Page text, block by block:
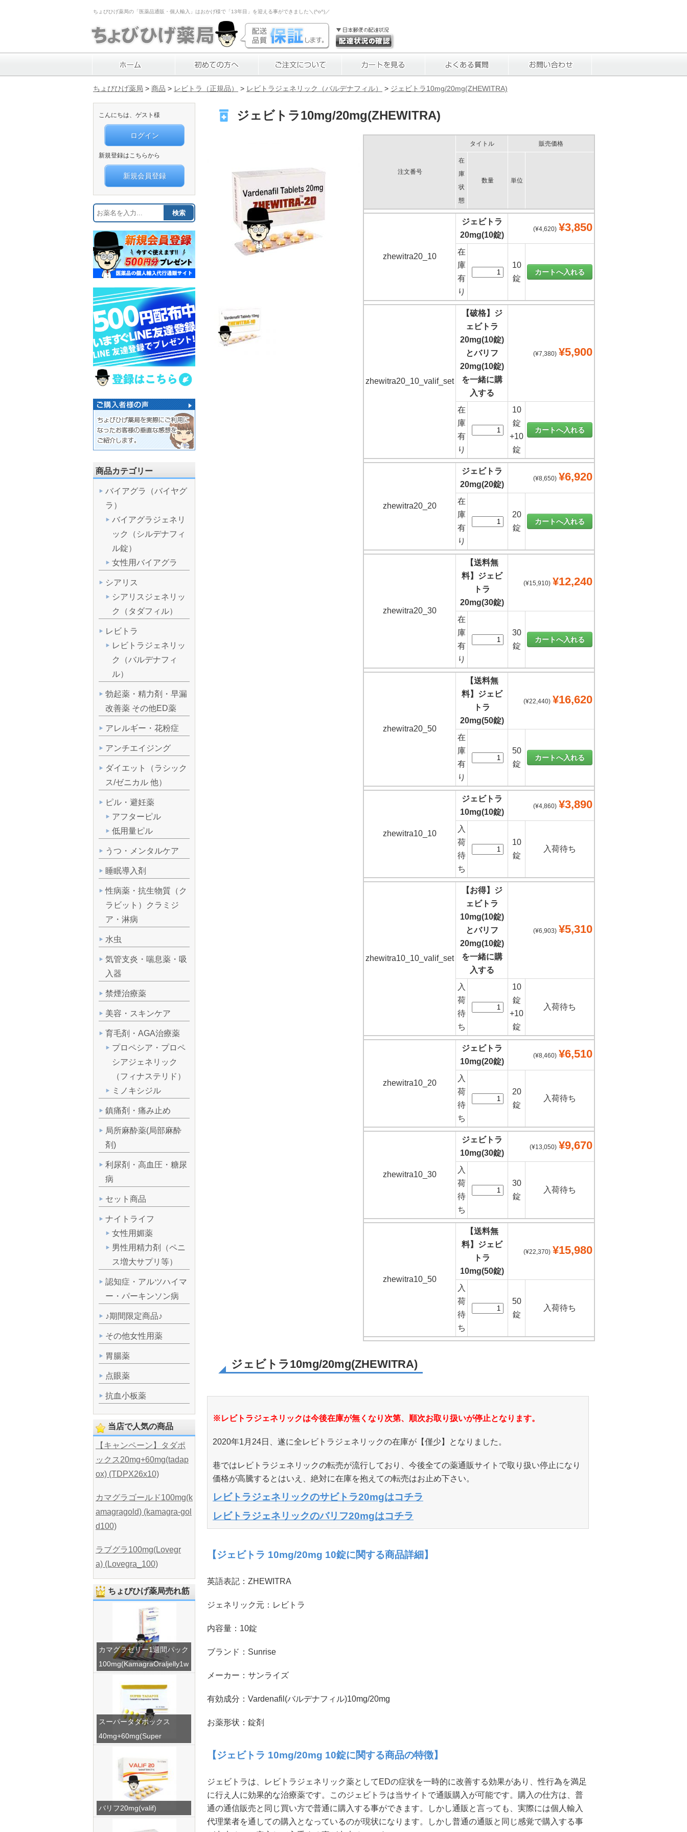
ちょびひげ薬局の「医薬品通販・個人輸入」はおかげ様で「13年目」を迎える事ができました＼(^o^)／
ちょびひげ薬局 > 商品 > レビトラ（正規品） > レビトラジェネリック（バルデナフィル） > ジェビトラ10mg/20mg(ZHEWITRA)
ジェビトラ10mg/20mg(ZHEWITRA)
注文番号
タイトル 販売価格
在
庫
状
態
数量 単位
zhewitra20_10
ジェビトラ
20mg(10錠)
(¥4,620) ¥3,850
在
庫
有
り
10
錠
zhewitra20_10_valif_set
【破格】ジ
ェビトラ
20mg(10錠)
とバリフ
20mg(10錠)
を一緒に購
入する
(¥7,380) ¥5,900
在
庫
有
り
10
錠
+10
錠
zhewitra20_20
ジェビトラ
20mg(20錠)
(¥8,650) ¥6,920
在
庫
有
り
20
錠
zhewitra20_30
【送料無
料】ジェビ
トラ
20mg(30錠)
(¥15,910) ¥12,240
在
庫
有
り
30
錠
zhewitra20_50
【送料無
料】ジェビ
トラ
20mg(50錠)
(¥22,440) ¥16,620
在
庫
有
り
50
錠
zhewitra10_10
ジェビトラ
10mg(10錠)
(¥4,860) ¥3,890
入
荷
待
ち
10
錠
入荷待ち
zhewitra10_10_valif_set
【お得】ジ
ェビトラ
10mg(10錠)
とバリフ
20mg(10錠)
を一緒に購
入する
(¥6,903) ¥5,310
入
荷
待
ち
10
錠
+10
錠
入荷待ち
zhewitra10_20
ジェビトラ
10mg(20錠)
(¥8,460) ¥6,510
入
荷
待
ち
20
錠
入荷待ち
zhewitra10_30
ジェビトラ
10mg(30錠)
(¥13,050) ¥9,670
入
荷
待
ち
30
錠
入荷待ち
zhewitra10_50
【送料無
料】ジェビ
トラ
10mg(50錠)
(¥22,370) ¥15,980
入
荷
待
ち
50
錠
入荷待ち
ジェビトラ10mg/20mg(ZHEWITRA)
※レビトラジェネリックは今後在庫が無くなり次第、順次お取り扱いが停止となります。
2020年1月24日、遂に全レビトラジェネリックの在庫が【僅少】となりました。
巷ではレビトラジェネリックの転売が流行しており、今後全ての薬通販サイトで取り扱い停止になり
価格が高騰するとはいえ、絶対に在庫を抱えての転売はお止め下さい。
レビトラジェネリックのサビトラ20mgはコチラ
レビトラジェネリックのバリフ20mgはコチラ
【ジェビトラ 10mg/20mg 10錠に関する商品詳細】
英語表記：ZHEWITRA
ジェネリック元：レビトラ
内容量：10錠
ブランド：Sunrise
メーカー：サンライズ
有効成分：Vardenafil(バルデナフィル)10mg/20mg
お薬形状：錠剤
【ジェビトラ 10mg/20mg 10錠に関する商品の特徴】
ジェビトラは、レビトラジェネリック薬としてEDの症状を一時的に改善する効果があり、性行為を満足
に行え人に効果的な治療薬です。このジェビトラは当サイトで通販購入が可能です。購入の仕方は、普
通の通信販売と同じ買い方で普通に購入する事ができます。しかし通販と言っても、実際には個人輸入
代理業者を通しての購入となっているのが現状になります。しかし普通の通販と同じ感覚で購入する事
こんにちは、ゲスト様
ログイン
新規登録はこちらから
新規会員登録
検索
商品カテゴリー
バイアグラ（バイヤグ
ラ）
バイアグラジェネリ
ック（シルデナフィ
ル錠）
女性用バイアグラ
シアリス
シアリスジェネリッ
ク（タダフィル）
レビトラ
レビトラジェネリッ
ク（バルデナフィ
ル）
勃起薬・精力剤・早漏
改善薬 その他ED薬
アレルギー・花粉症
アンチエイジング
ダイエット（ラシック
ス/ゼニカル 他）
ピル・避妊薬
アフターピル
低用量ピル
うつ・メンタルケア
睡眠導入剤
性病薬・抗生物質（ク
ラビット）クラミジ
ア・淋病
水虫
気管支炎・喘息薬・吸
入器
禁煙治療薬
美容・スキンケア
育毛剤・AGA治療薬
プロペシア・プロペ
シアジェネリック
（フィナステリド）
ミノキシジル
鎮痛剤・痛み止め
局所麻酔薬(局部麻酔
剤)
利尿剤・高血圧・糖尿
病
セット商品
ナイトライフ
女性用媚薬
男性用精力剤（ペニ
ス増大サプリ等）
認知症・アルツハイマ
ー・パーキンソン病
♪期間限定商品♪
その他女性用薬
胃腸薬
点眼薬
抗血小板薬
当店で人気の商品
【キャンペーン】タダポ
ックス20mg+60mg(tadap
ox) (TDPX26x10)
カマグラゴールド100mg(k
amagragold) (kamagra-gol
d100)
ラブグラ100mg(Lovegr
a) (Lovegra_100)
ちょびひげ薬局売れ筋
カマグラゼリー1週間パック
100mg(KamagraOraljelly1w
スーパータダポックス
40mg+60mg(Super
バリフ20mg(valif)